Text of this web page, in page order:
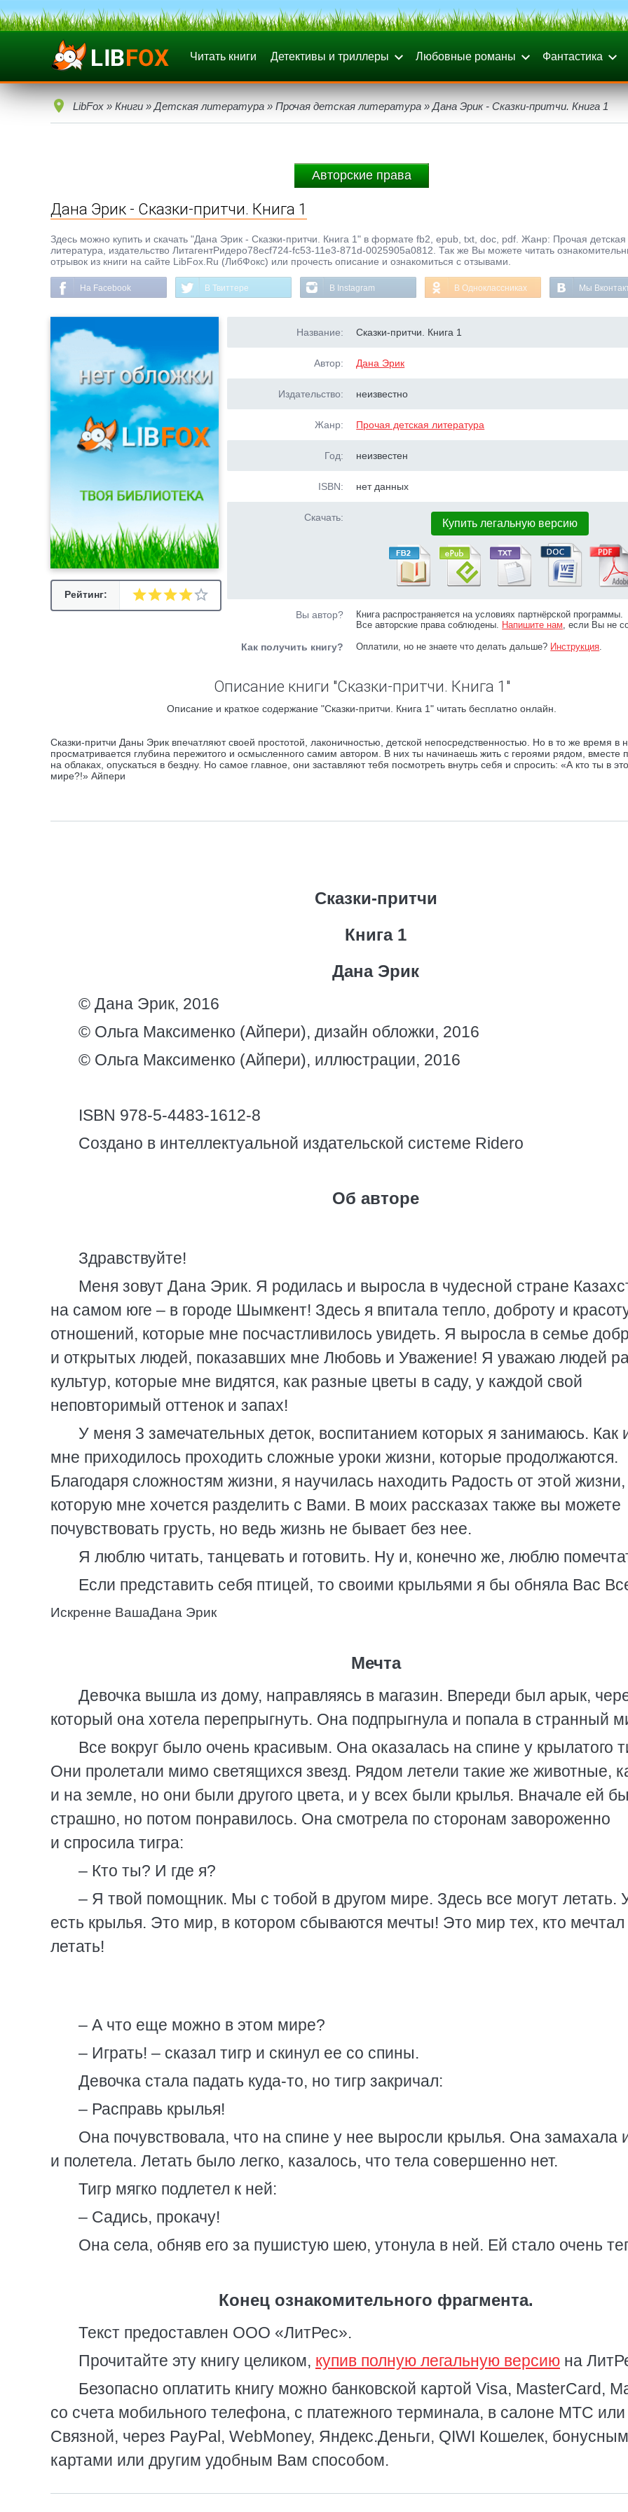
Читать книги Детективы и триллеры Любовные романы Фантастика
LibFox » Книги » Детская литература » Прочая детская литература » Дана Эрик - Сказки-притчи. Книга 1
Авторские права
Дана Эрик - Сказки-притчи. Книга 1
Здесь можно купить и скачать "Дана Эрик - Сказки-притчи. Книга 1" в формате fb2, epub, txt, doc, pdf. Жанр: Прочая детская
литература, издательство ЛитагентРидеро78ecf724-fc53-11e3-871d-0025905a0812. Так же Вы можете читать
отрывок из книги на сайте LibFox.Ru (ЛибФокс) или прочесть описание и ознакомиться с отзывами.
На Facebook В Твиттере В Instagram В Одноклассниках Мы
Рейтинг:
Название: Сказки-притчи. Книга 1
Автор: Дана Эрик
Издательство: неизвестно
Жанр: Прочая детская литература
Год: неизвестен
ISBN: нет данных
Скачать: Купить легальную версию
Вы автор?
Книга распространяется на условиях партнёрской программы.
Все авторские права соблюдены. Напишите нам, если Вы не
Как получить книгу? Оплатили, но не знаете что делать дальше? Инструкция.
Описание книги "Сказки-притчи. Книга 1"
Описание и краткое содержание "Сказки-притчи. Книга 1" читать бесплатно онлайн.
Сказки-притчи Даны Эрик впечатляют своей простотой, лаконичностью, детской непосредственностью. Но в то же время в
просматривается глубина пережитого и осмысленного самим автором. В них ты начинаешь жить с героями рядом, вместе
на облаках, опускаться в бездну. Но самое главное, они заставляют тебя посмотреть внутрь себя и спросить: «А кто ты в
мире?!» Айпери
Сказки-притчи
Книга 1
Дана Эрик
© Дана Эрик, 2016
© Ольга Максименко (Айпери), дизайн обложки, 2016
© Ольга Максименко (Айпери), иллюстрации, 2016
ISBN 978-5-4483-1612-8
Создано в интеллектуальной издательской системе Ridero
Об авторе
Здравствуйте!
Меня зовут Дана Эрик. Я родилась и выросла в чудесной стране
на самом юге – в городе Шымкент! Здесь я впитала тепло, доброту и
отношений, которые мне посчастливилось увидеть. Я выросла в семье
и открытых людей, показавших мне Любовь и Уважение! Я уважаю людей
культур, которые мне видятся, как разные цветы в саду, у каждой свой
неповторимый оттенок и запах!
У меня 3 замечательных деток, воспитанием которых я занимаюсь. Как
мне приходилось проходить сложные уроки жизни, которые продолжаются.
Благодаря сложностям жизни, я научилась находить Радость от этой жизни,
которую мне хочется разделить с Вами. В моих рассказах также вы можете
почувствовать грусть, но ведь жизнь не бывает без нее.
Я люблю читать, танцевать и готовить. Ну и, конечно же, люблю
Если представить себя птицей, то своими крыльями я бы обняла Вас
Искренне ВашаДана Эрик
Мечта
Девочка вышла из дому, направляясь в магазин. Впереди был арык,
который она хотела перепрыгнуть. Она подпрыгнула и попала в странный
Все вокруг было очень красивым. Она оказалась на спине у крылатого
Они пролетали мимо светящихся звезд. Рядом летели такие же животные,
и на земле, но они были другого цвета, и у всех были крылья. Вначале ей
страшно, но потом понравилось. Она смотрела по сторонам завороженно
и спросила тигра:
– Кто ты? И где я?
– Я твой помощник. Мы с тобой в другом мире. Здесь все могут летать.
есть крылья. Это мир, в котором сбываются мечты! Это мир тех, кто мечтал
летать!
– А что еще можно в этом мире?
– Играть! – сказал тигр и скинул ее со спины.
Девочка стала падать куда-то, но тигр закричал:
– Расправь крылья!
Она почувствовала, что на спине у нее выросли крылья. Она замахала
и полетела. Летать было легко, казалось, что тела совершенно нет.
Тигр мягко подлетел к ней:
– Садись, прокачу!
Она села, обняв его за пушистую шею, утонула в ней. Ей стало очень
Конец ознакомительного фрагмента.
Текст предоставлен ООО «ЛитРес».
Прочитайте эту книгу целиком, купив полную легальную версию на
Безопасно оплатить книгу можно банковской картой Visa, MasterCard,
со счета мобильного телефона, с платежного терминала, в салоне МТС или
Связной, через PayPal, WebMoney, Яндекс.Деньги, QIWI Кошелек,
картами или другим удобным Вам способом.